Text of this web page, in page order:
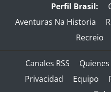
Perfil Brasil:
Aventuras Na Historia
Recreio
Canales RSS
Privacidad
Equipo